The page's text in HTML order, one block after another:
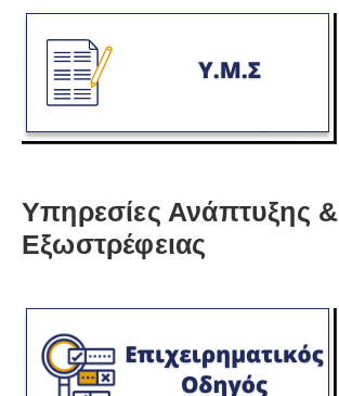
Υπηρεσίες Ανάπτυξης &
Εξωστρέφειας